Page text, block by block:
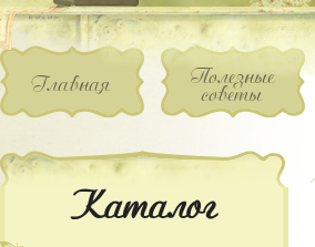
Главная Полезные
советы
Каталог